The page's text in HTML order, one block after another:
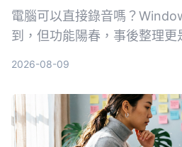
電腦可以直接錄音嗎？
到，但功能陽春，事後整理更
門檻五大維度的表現，幫你
訪談的錄音整理方案。
2026-08-09